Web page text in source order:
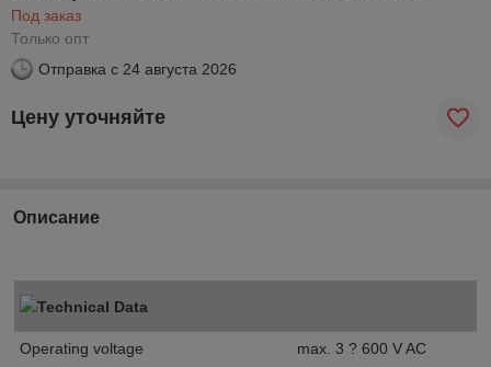
Под заказ
Только опт
Отправка с 24 августа 2026
Цену уточняйте
Описание
Technical Data
Operating voltage
max. 3 ? 600 V AC